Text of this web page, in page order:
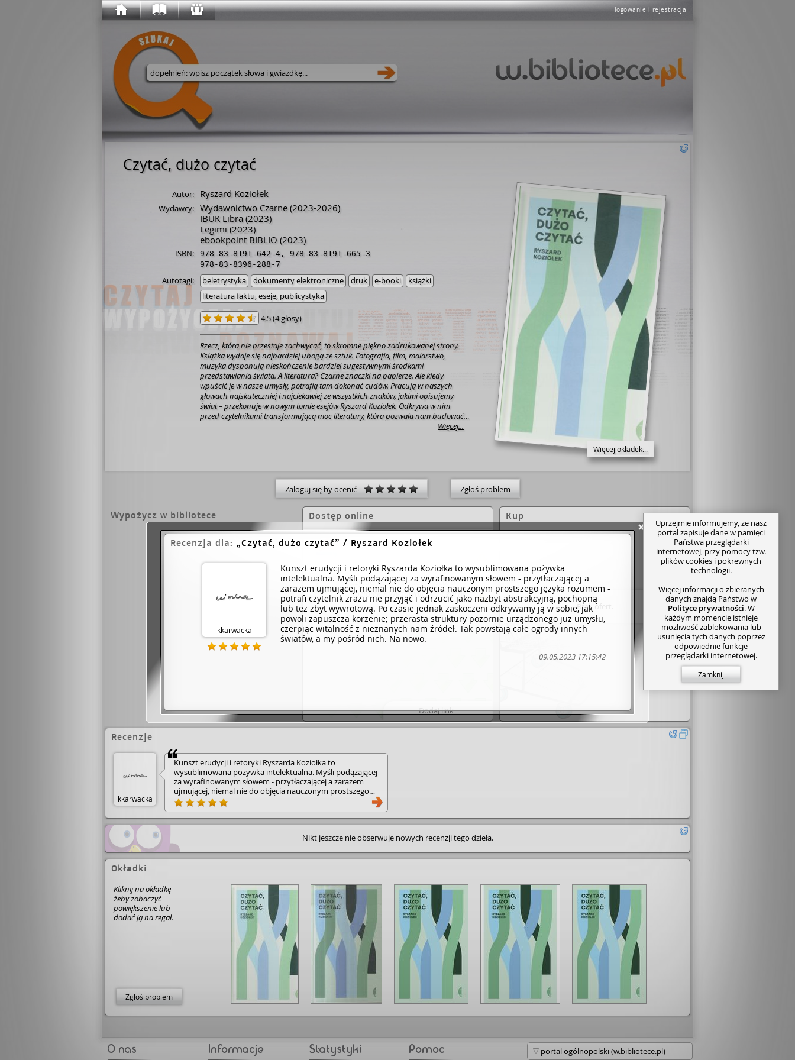
logowanie i rejestracja
Wyszukaj w serwisie
Czytać, dużo czytać
Więcej okładek...
Autor: Ryszard Koziołek
Wydawcy: Wydawnictwo Czarne (2023-2026)
IBUK Libra(2023)
Legimi (2023)
ebookpoint BIBLIO (2023)
ISBN: 978-83-8191-642-4 , 978-83-8191-665-3
978-83-8396-288-7
Autotagi: beletrystyka dokumenty elektroniczne druk e-booki
książki
literatura faktu, eseje, publicystyka
4.5(4 głosy)
Rzecz, która nie przestaje zachwycać, to skromne piękno zadrukowanej strony.
Książka wydaje się najbardziej ubogą ze sztuk. Fotografia, film, malarstwo,
muzyka dysponują nieskończenie bardziej sugestywnymi środkami
przedstawiania świata. A literatura? Czarne znaczki na papierze. Ale kiedy
wpuścić je w nasze umysły, potrafią tam dokonać cudów. Pracują w naszych
głowach najskuteczniej i najciekawiej ze wszystkich znaków, jakimi opisujemy
świat – przekonuje w nowym tomie esejów Ryszard Koziołek. Odkrywa w nim
przed czytelnikami transformującą moc literatury, która pozwala nam budować i
wzbogacać nie tylko nasz własny świat, ale też kształtować mądre, dojrzałe
wrócić do dzieciństwa i napełnić świat zasadami moralnymi, a wreszcie jak za
pomocą literatury rozmawiać o tym, co politycznie niepoprawne.
Więcej...
Zaloguj się by ocenić Zgłoś problem
Wypożycz w bibliotece Dostęp online
Czytać, dużo czytać / Ryszard
Koziołek / Wydawnictwo Czarne :
ebookpoint BIBLIO, 2023.
Czytać, dużo czytać / Ryszard
Koziołek / Wydawnictwo Czarne :
Legimi, 2023.
Dodaj link
Kup
Brak ofert.
Recenzje
kkarwacka
Kunszt erudycji i retoryki Ryszarda Koziołka to
wysublimowana pożywka intelektualna. Myśli podążającej
za wyrafinowanym słowem - przytłaczającej a zarazem
ujmującej, niemal nie do objęcia nauczonym prostszego
języka rozumem - potrafi czytelnik zrazu nie przyjąć i
odrzucić jako nazbyt abstrakcyjną, pochopną lub też zbyt
wywrotową. Po czasie jednak zaskoczeni odkrywamy ją w
sobie, jak powoli zapuszcza korzenie; przerasta struktury
pozornie urządzonego już umysłu, czerpiąc witalność z
nieznanych nam źródeł. Tak powstają całe ogrody innych
światów, a my pośród nich. Na nowo.
Nikt jeszcze nie obserwuje nowych recenzji tego dzieła.
Okładki
Kliknij na okładkę
żeby zobaczyć
powiększenie lub
dodać ją na regał.
Zgłoś problem
Recenzja dla: Czytać, dużo czytać / Ryszard Koziołek
kkarwacka
Kunszt erudycji i retoryki Ryszarda Koziołka to wysublimowana pożywka
intelektualna. Myśli podążającej za wyrafinowanym słowem - przytłaczającej a
zarazem ujmującej, niemal nie do objęcia nauczonym prostszego języka rozumem -
potrafi czytelnik zrazu nie przyjąć i odrzucić jako nazbyt abstrakcyjną, pochopną
lub też zbyt wywrotową. Po czasie jednak zaskoczeni odkrywamy ją w sobie, jak
powoli zapuszcza korzenie; przerasta struktury pozornie urządzonego już umysłu,
czerpiąc witalność z nieznanych nam źródeł. Tak powstają całe ogrody innych
światów, a my pośród nich. Na nowo.
09.05.2023 17:15:42
Uprzejmie informujemy, że nasz
portal zapisuje dane w pamięci
Państwa przeglądarki
internetowej, przy pomocy tzw.
plików cookies i pokrewnych
technologii.
Więcej informacji o zbieranych
danych znajdą Państwo w
Polityce prywatności. W
każdym momencie istnieje
możliwość zablokowania lub
usunięcia tych danych poprzez
odpowiednie funkcje
przeglądarki internetowej.
Zamknij